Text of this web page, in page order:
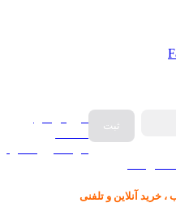
فروش انواع
، خرید آنلاین و تلفنی